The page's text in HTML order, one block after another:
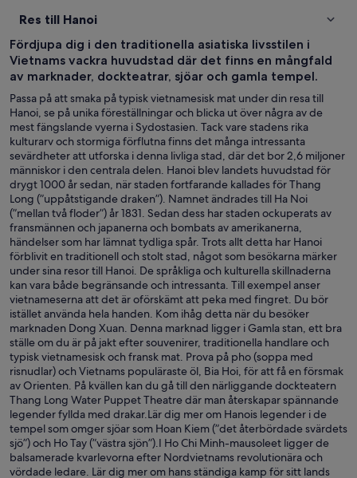
Res till Hanoi
Fördjupa dig i den traditionella asiatiska livsstilen i
Vietnams vackra huvudstad där det finns en mångfald
av marknader, dockteatrar, sjöar och gamla tempel.
Passa på att smaka på typisk vietnamesisk mat under din resa till
Hanoi, se på unika föreställningar och blicka ut över några av de
mest fängslande vyerna i Sydostasien. Tack vare stadens rika
kulturarv och stormiga förflutna finns det många intressanta
sevärdheter att utforska i denna livliga stad, där det bor 2,6 miljoner
människor i den centrala delen. Hanoi blev landets huvudstad för
drygt 1000 år sedan, när staden fortfarande kallades för Thang
Long (”uppåtstigande draken”). Namnet ändrades till Ha Noi
(”mellan två floder”) år 1831. Sedan dess har staden ockuperats av
fransmännen och japanerna och bombats av amerikanerna,
händelser som har lämnat tydliga spår. Trots allt detta har Hanoi
förblivit en traditionell och stolt stad, något som besökarna märker
under sina resor till Hanoi. De språkliga och kulturella skillnaderna
kan vara både begränsande och intressanta. Till exempel anser
vietnameserna att det är oförskämt att peka med fingret. Du bör
istället använda hela handen. Kom ihåg detta när du besöker
marknaden Dong Xuan. Denna marknad ligger i Gamla stan, ett bra
ställe om du är på jakt efter souvenirer, traditionella handlare och
typisk vietnamesisk och fransk mat. Prova på pho (soppa med
risnudlar) och Vietnams populäraste öl, Bia Hoi, för att få en försmak
av Orienten. På kvällen kan du gå till den närliggande dockteatern
Thang Long Water Puppet Theatre där man återskapar spännande
legender fyllda med drakar.Lär dig mer om Hanois legender i de
tempel som omger sjöar som Hoan Kiem (”det återbördade svärdets
sjö”) och Ho Tay (”västra sjön”).I Ho Chi Minh-mausoleet ligger de
balsamerade kvarlevorna efter Nordvietnams revolutionära och
vördade ledare. Lär dig mer om hans ständiga kamp för sitt lands